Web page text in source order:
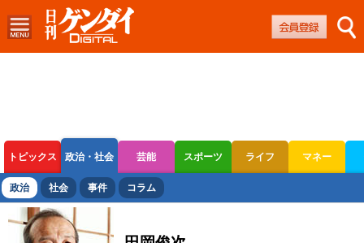
トピックス 政治・社会 芸能 スポーツ ライフ マネー
ボートレース 競輪 オートレース
政治 社会 事件 コラム